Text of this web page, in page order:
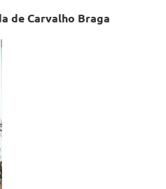
de Carvalho Braga